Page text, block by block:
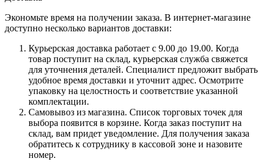
Экономьте время на получении заказа. В интернет-магазине
доступно несколько вариантов доставки:
Курьерская доставка работает с 9.00 до 19.00. Когда
товар поступит на склад, курьерская служба свяжется
для уточнения деталей. Специалист предложит выбрать
удобное время доставки и уточнит адрес. Осмотрите
упаковку на целостность и соответствие указанной
комплектации.
Самовывоз из магазина. Список торговых точек для
выбора появится в корзине. Когда заказ поступит на
склад, вам придет уведомление. Для получения заказа
обратитесь к сотруднику в кассовой зоне и назовите
номер.